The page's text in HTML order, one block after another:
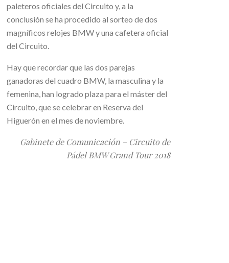
paleteros oficiales del Circuito y, a la
conclusión se ha procedido al sorteo de dos
magníficos relojes BMW y una cafetera oficial
del Circuito.
Hay que recordar que las dos parejas
ganadoras del cuadro BMW, la masculina y la
femenina, han logrado plaza para el máster del
Circuito, que se celebrar en Reserva del
Higuerón en el mes de noviembre.
Gabinete de Comunicación – Circuito de
Pádel BMW Grand Tour 2018